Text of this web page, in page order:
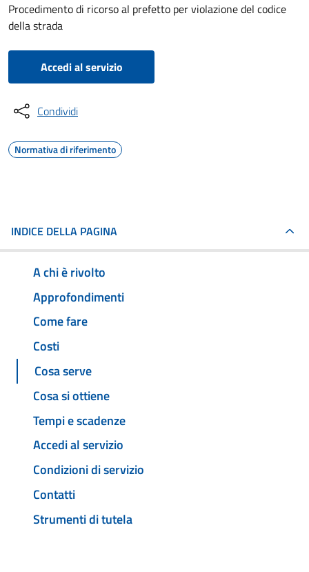
Procedimento di ricorso al prefetto per violazione del codice
della strada
Accedi al servizio
Condividi
Normativa di riferimento
INDICE DELLA PAGINA
A chi è rivolto
Approfondimenti
Come fare
Costi
Cosa serve
Cosa si ottiene
Tempi e scadenze
Accedi al servizio
Condizioni di servizio
Contatti
Strumenti di tutela